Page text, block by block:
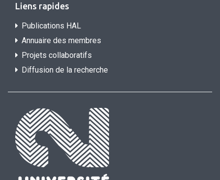
Liens rapides
Publications HAL
Annuaire des membres
Projets collaboratifs
Diffusion de la recherche